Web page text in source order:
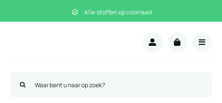
naar
Alle stoffen op voorraad
naar: